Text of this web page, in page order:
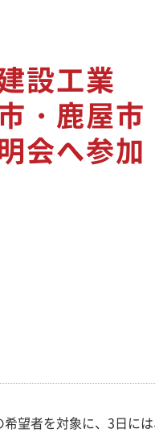
設工業
・鹿屋市
会へ参加
尚
望者を対象に、3日に